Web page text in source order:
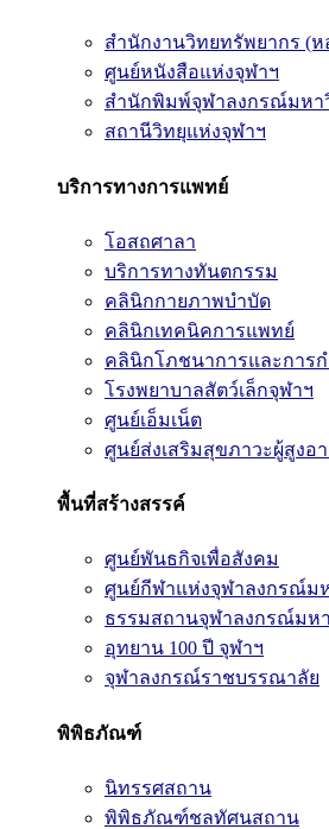
สำนักงานวิทยทรัพยากร (
ศูนย์หนังสือแห่งจุฬาฯ
สำนักพิมพ์จุฬาลงกรณ์มหา
สถานีวิทยุแห่งจุฬาฯ
บริการทางการแพทย์
โอสถศาลา
บริการทางทันตกรรม
คลินิกกายภาพบำบัด
คลินิกเทคนิคการแพทย์
คลินิกโภชนาการและการ
โรงพยาบาลสัตว์เล็กจุฬาฯ
ศูนย์เอ็มเน็ต
ศูนย์ส่งเสริมสุขภาวะผู้สูงอ
พื้นที่สร้างสรรค์
ศูนย์พันธกิจเพื่อสังคม
ศูนย์กีฬาแห่งจุฬาลงกรณ์ม
ธรรมสถานจุฬาลงกรณ์มห
อุทยาน 100 ปี จุฬาฯ
จุฬาลงกรณ์ราชบรรณาลัย
พิพิธภัณฑ์
นิทรรศสถาน
พิพิธภัณฑ์ชลทัศนสถาน